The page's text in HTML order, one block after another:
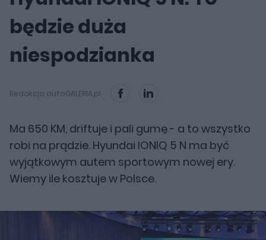
będzie duża
niespodzianka
Redakcja autoGALERIA.pl
Ma 650 KM, driftuje i pali gumę - a to wszystko
robi na prądzie. Hyundai IONIQ 5 N ma być
wyjątkowym autem sportowym nowej ery.
Wiemy ile kosztuje w Polsce.